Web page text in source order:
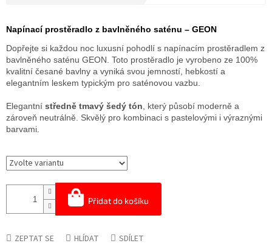
Přidat do košíku
Napínací prostěradlo z bavlněného saténu – GEON
Dopřejte si každou noc luxusní pohodlí s napínacím prostěradlem z
bavlněného saténu GEON. Toto prostěradlo je vyrobeno ze 100%
kvalitní česané bavlny a vyniká svou jemností, hebkostí a
elegantním leskem typickým pro saténovou vazbu.
Elegantní středně tmavý šedý tón, který působí moderně a
zároveň neutrálně. Skvělý pro kombinaci s pastelovými i výraznými
barvami.
ZEPTAT SE HLÍDAT SDÍLET